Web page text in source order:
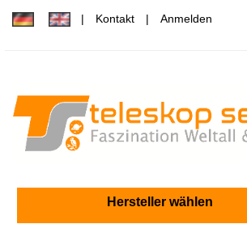
Kontakt Anmelden
Hersteller wählen